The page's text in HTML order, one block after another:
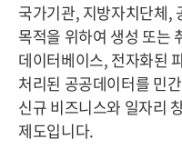
국가기관, 지방자치단체,
목적을 위하여 생성 또는
데이터베이스, 전자화된
처리된 공공데이터를 민
신규 비즈니스와 일자리
제도입니다.